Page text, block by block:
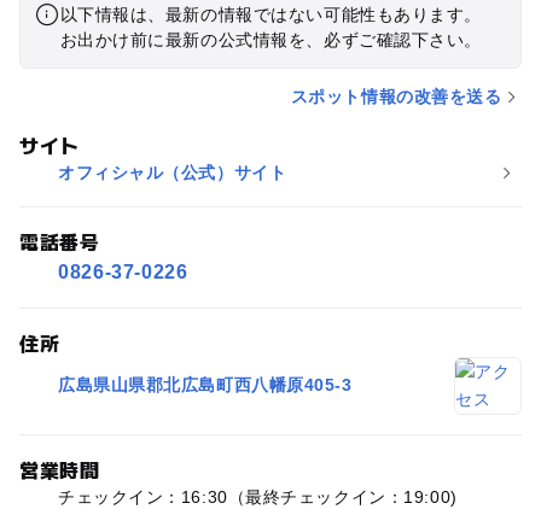
以下情報は、最新の情報ではない可能性もあります。
お出かけ前に最新の公式情報を、必ずご確認下さい。
スポット情報の改善を送る
サイト
オフィシャル（公式）サイト
電話番号
0826-37-0226
住所
広島県山県郡北広島町西八幡原405-3
営業時間
チェックイン：16:30（最終チェックイン：19:00)